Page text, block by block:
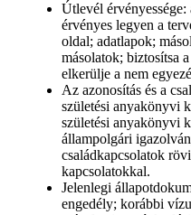
Útlevél
érvényes legyen a
oldal; adatlapok;
másolatok; biztosítsa
elkerülje a nem
Az azonosítás és a
születési anyakönyvi
születési anyakönyvi
állampolgári
családkapcsolatok
kapcsolatokkal.
Jelenlegi
engedély; korábbi